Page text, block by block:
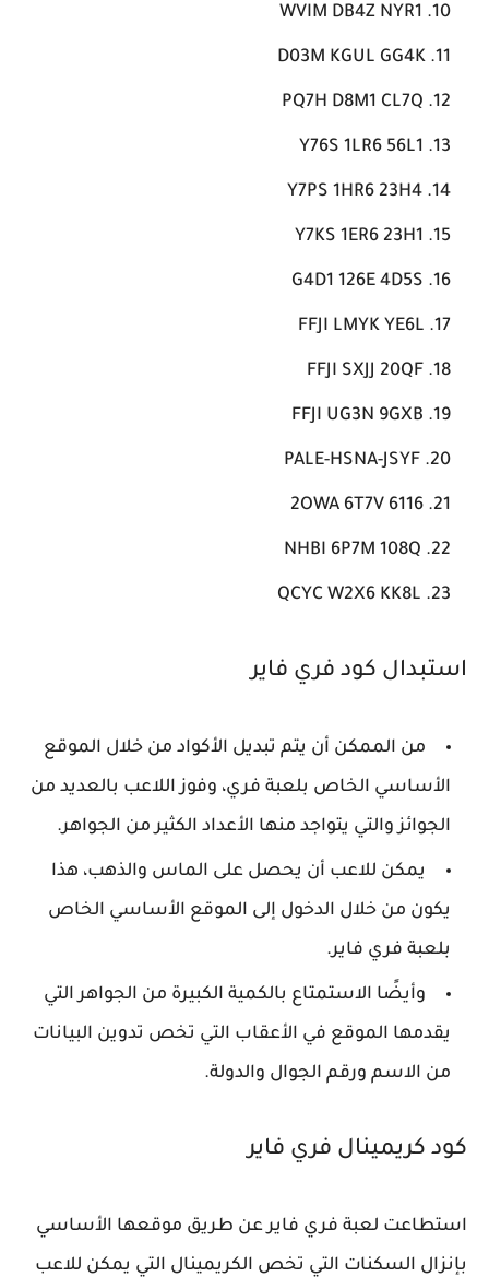
WVIM DB4Z NYR1
D03M KGUL GG4K
PQ7H D8M1 CL7Q
Y76S 1LR6 56L1
Y7PS 1HR6 23H4
Y7KS 1ER6 23H1
G4D1 126E 4D5S
FFJI LMYK YE6L
FFJI SXJJ 20QF
FFJI UG3N 9GXB
PALE-HSNA-JSYF
6116 2OWA 6T7V
NHBI 6P7M 108Q
QCYC W2X6 KK8L
استبدال كود فري فاير
من الممكن أن يتم تبديل الأكواد من خلال الموقع
الأساسي الخاص بلعبة فري، وفوز اللاعب بالعديد من
الجوائز والتي يتواجد منها الأعداد الكثير من الجواهر.
يمكن للاعب أن يحصل على الماس والذهب، هذا
يكون من خلال الدخول إلى الموقع الأساسي الخاص
بلعبة فري فاير.
وأيضًا الاستمتاع بالكمية الكبيرة من الجواهر التي
يقدمها الموقع في الأعقاب التي تخص تدوين البيانات
من الاسم ورقم الجوال والدولة.
كود كريمينال فري فاير
استطاعت لعبة فري فاير عن طريق موقعها الأساسي
بإنزال السكنات التي تخص الكريمينال التي يمكن للاعب